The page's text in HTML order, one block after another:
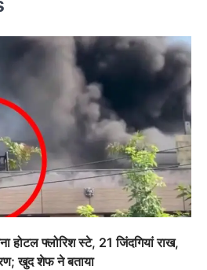
फ्लोरिश स्टे, 21 जिंदगियां राख,
खुद शेफ ने बताया